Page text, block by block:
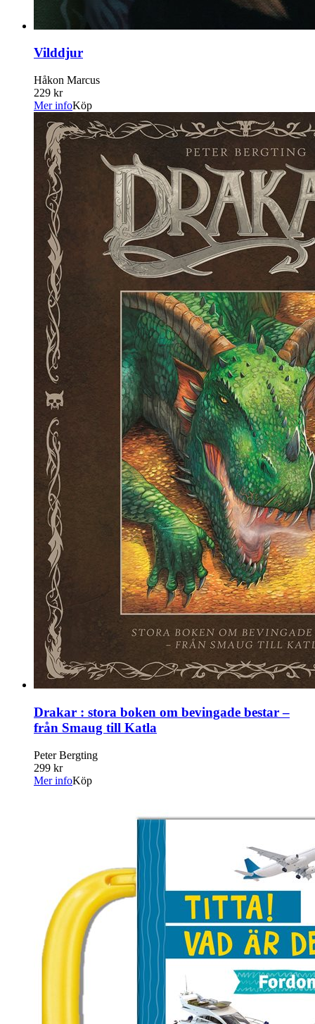
Vilddjur
Håkon Marcus
229 kr
Mer infoKöp
Drakar : stora boken om bevingade bestar –
från Smaug till Katla
Peter Bergting
299 kr
Mer infoKöp